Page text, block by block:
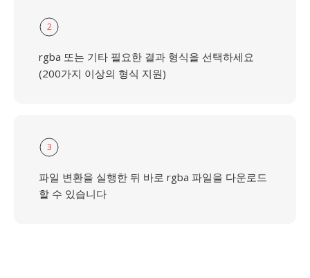
2
rgba 또는 기타 필요한 결과 형식을 선택하세요
(200가지 이상의 형식 지원)
3
파일 변환을 실행한 뒤 바로 rgba 파일을 다운로드
할 수 있습니다